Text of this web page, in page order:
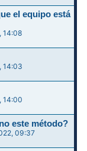
el equipo está
14:08
14:03
14:00
este método?
09:37